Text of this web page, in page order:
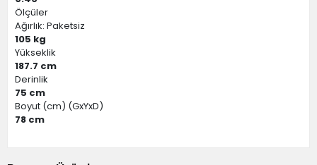
Ölçüler
Ağırlık: Paketsiz
105 kg
Yükseklik
187.7 cm
Derinlik
75 cm
Boyut (cm) (GxYxD)
78 cm